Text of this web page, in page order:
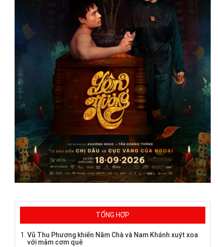
TỔNG HỢP
Vũ Thu Phương khiến Năm Chà và Nam Khánh xuýt xoa
với mâm cơm quê